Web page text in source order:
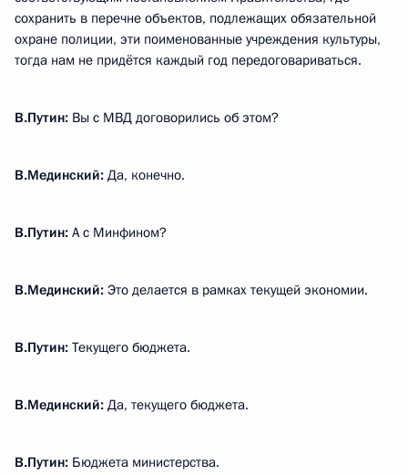
сохранить в перечне объектов, подлежащих обязательной
охране полиции, эти поименованные учреждения культуры,
тогда нам не придётся каждый год передоговариваться.
В.Путин: Вы с МВД договорились об этом?
В.Мединский: Да, конечно.
В.Путин: А с Минфином?
В.Мединский: Это делается в рамках текущей экономии.
В.Путин: Текущего бюджета.
В.Мединский: Да, текущего бюджета.
В.Путин: Бюджета министерства.